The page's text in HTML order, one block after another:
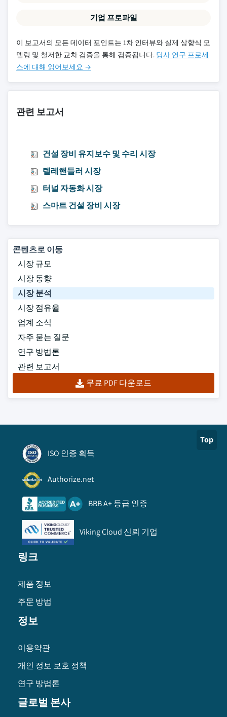
기업 프로파일
이 보고서의 모든 데이터 포인트는 1차 인터뷰와 실제 상향식 모
델링 및 철저한 교차 검증을 통해 검증됩니다. 당사 연구 프로세
스에 대해 읽어보세요 →
관련 보고서
건설 장비 유지보수 및 수리 시장
텔레핸들러 시장
터널 자동화 시장
스마트 건설 장비 시장
콘텐츠로 이동
시장 규모
시장 동향
시장 분석
시장 점유율
업계 소식
자주 묻는 질문
연구 방법론
관련 보고서
무료 PDF 다운로드
Top
ISO 인증 획득
Authorize.net
BBB A+ 등급 인증
Viking Cloud 신뢰 기업
링크
제품 정보
주문 방법
정보
이용약관
개인 정보 보호 정책
연구 방법론
글로벌 본사